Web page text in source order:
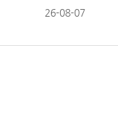
26-08-07